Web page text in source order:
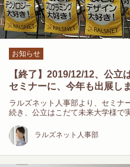
お知らせ
【終了】2019/12/12、公立
セミナーに、今年も出展し
ラルズネット人事部より、セミナ
続き、公立はこだて未来大学様で
ラルズネット人事部